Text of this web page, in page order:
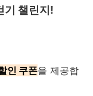
기 챌린지!
인 쿠폰을 제공합